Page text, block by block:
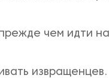
чем идти
извращенцев.